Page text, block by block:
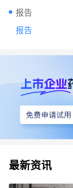
报告
报告
最新资讯